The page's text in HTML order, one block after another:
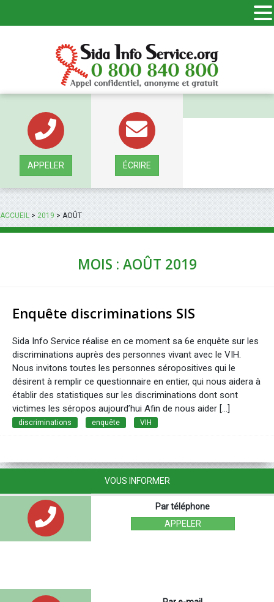
APPELER ÉCRIRE
ACCUEIL>2019> AOÛT
MOIS : AOÛT 2019
Enquête discriminations SIS
Sida Info Service réalise en ce moment sa 6e enquête sur les
discriminations auprès des personnes vivant avec le VIH.
Nous invitons toutes les personnes séropositives qui le
désirent à remplir ce questionnaire en entier, qui nous aidera à
établir des statistiques sur les discriminations dont sont
victimes les séropos aujourd’hui Afin de nous aider […]
discriminations enquête VIH
VOUS INFORMER
Par téléphone
APPELER